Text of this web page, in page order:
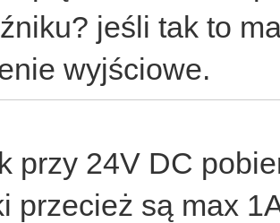
jeśli tak to
wyjściowe.
przy 24V DC
przecież są max